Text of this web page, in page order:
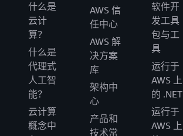
什么是
云计
算？
什么是
代理式
人工智
能？
云计算
概念中
AWS 信
任中心
AWS 解
决方案
库
架构中
心
产品和
技术常
软件开
发工具
包与工
具
运行于
AWS 上
的 .NET
运行于
AWS 上